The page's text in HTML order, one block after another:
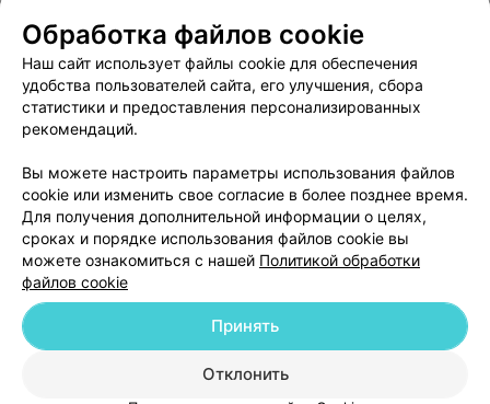
Пользовательское соглашение
Способы оплаты
Вакансии
Партнеры
Написать руководителю 103.by
Обработка персональных данных
© 2026 ООО «Артокс Лаб», УНП 191700409
| 220012, Республика Беларусь,
Служба поддержки +375 291212755
Обработка файлов cookie
Наш сайт использует файлы cookie для обеспечения
удобства пользователей сайта, его улучшения, сбора
статистики и предоставления персонализированных
рекомендаций.
Вы можете настроить параметры использования файлов
cookie или изменить свое согласие в более позднее время.
Для получения дополнительной информации о целях,
сроках и порядке использования файлов cookie вы
можете ознакомиться с нашей Политикой обработки
файлов cookie
Отклонить
Принять